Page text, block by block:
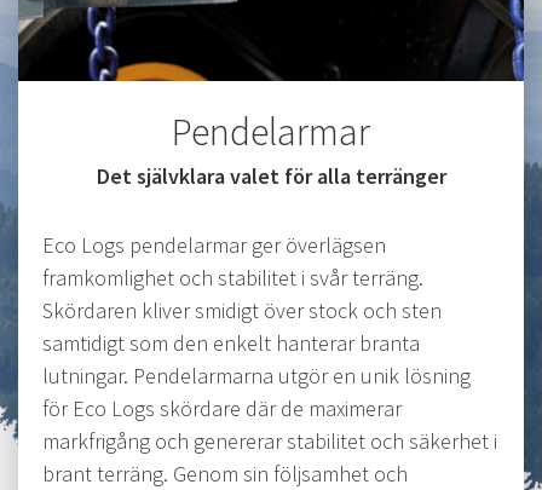
Pendelarmar
Det självklara valet för alla terränger
Eco Logs pendelarmar ger överlägsen
framkomlighet och stabilitet i svår terräng.
Skördaren kliver smidigt över stock och sten
samtidigt som den enkelt hanterar branta
lutningar. Pendelarmarna utgör en unik lösning
för Eco Logs skördare där de maximerar
markfrigång och genererar stabilitet och säkerhet i
brant terräng. Genom sin följsamhet och